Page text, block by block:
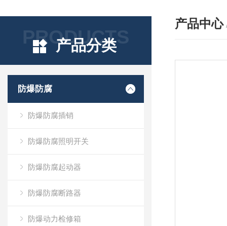
PRODUCTS
产品分类
防爆防腐
防爆防腐插销
防爆防腐照明开关
防爆防腐起动器
防爆防腐断路器
防爆动力检修箱
产品中心